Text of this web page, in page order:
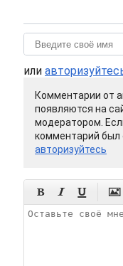
или
Комментарии от
появляются на
модератором.
комментарий был
авторизуйтесь
   